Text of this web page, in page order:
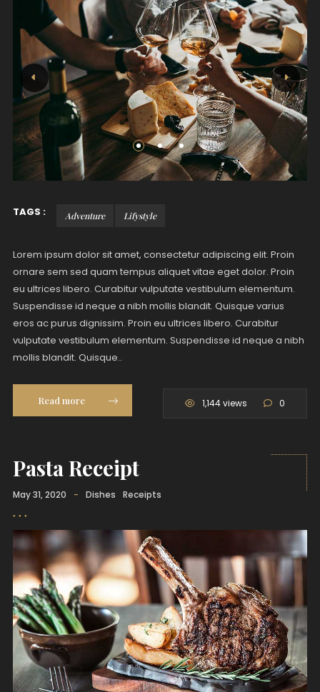
TAGS : Adventure Lifystyle
Lorem ipsum dolor sit amet, consectetur adipiscing elit. Proin
ornare sem sed quam tempus aliquet vitae eget dolor. Proin
eu ultrices libero. Curabitur vulputate vestibulum elementum.
Suspendisse id neque a nibh mollis blandit. Quisque varius
eros ac purus dignissim. Proin eu ultrices libero. Curabitur
vulputate vestibulum elementum. Suspendisse id neque a nibh
mollis blandit. Quisque..
Read more 1,144 views 0
Pasta Receipt
May 31, 2020 - Dishes Receipts